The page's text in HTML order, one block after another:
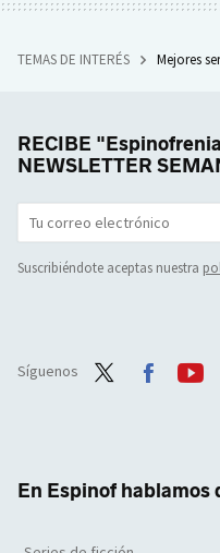
TEMAS DE INTERÉS Mejores
RECIBE
NEWSLETTER
Suscribiéndote aceptas nuestra
Síguenos
En Espinof hablamos